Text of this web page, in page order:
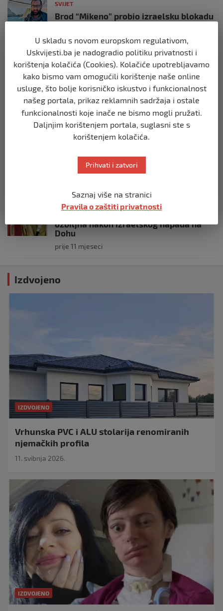
SVIJET
Brod “Mikeno” probio izraelsku blokadu
Opsadno stanje u Münchenu, odjeknulo
nekoliko eksplozija: Ima žrtava,
policijske snage na terenu
prije 10 mjeseci
Putin: Spremni smo vojno uzvratiti
SVIJET
ozbiljna nakon izraelskog napada na
Dohu
prije 11 mjeseci
Izdvojeno
IZDVOJENO
Vrhunska PVC i ALU stolarija renomiranih
njemačkih profila
11. svibnja 2026.
IZDVOJENO
U skladu s novom europskom regulativom,
Uskvijesti.ba je nadogradio politiku privatnosti i
korištenja kolačića (Cookies). Kolačiće upotrebljavamo
kako bismo vam omogućili korištenje naše online
usluge, što bolje korisničko iskustvo i funkcionalnost
našeg portala, prikaz reklamnih sadržaja i ostale
funkcionalnosti koje inače ne bismo mogli pružati.
Daljnjim korištenjem portala, suglasni ste s
korištenjem kolačića.
Prihvati i zatvori
Saznaj više na stranici
Pravila o zaštiti privatnosti